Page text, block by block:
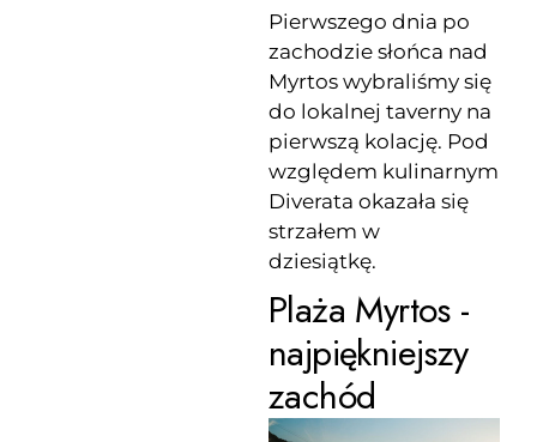
Pierwszego dnia po
zachodzie słońca nad
Myrtos wybraliśmy się
do lokalnej taverny na
pierwszą kolację. Pod
względem kulinarnym
Diverata okazała się
strzałem w
dziesiątkę.
Plaża Myrtos -
najpiękniejszy
zachód